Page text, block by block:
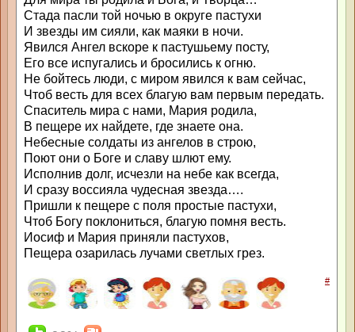
Стада пасли той ночью в округе пастухи
И звезды им сияли, как маяки в ночи.
Явился Ангел вскоре к пастушьему посту,
Его все испугались и бросились к огню.
Не бойтесь люди, с миром явился к вам сейчас,
Чтоб весть для всех благую вам первым передать.
Спаситель мира с нами, Мария родила,
В пещере их найдете, где знаете она.
Небесные солдаты из ангелов в строю,
Поют они о Боге и славу шлют ему.
Исполнив долг, исчезли на небе как всегда,
И сразу воссияла чудесная звезда….
Пришли к пещере с поля простые пастухи,
Чтоб Богу поклониться, благую помня весть.
Иосиф и Мария приняли пастухов,
Пещера озарилась лучами светлых грез.
#